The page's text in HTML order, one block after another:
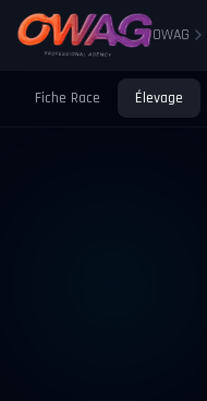
OWAG
Fiche Race Élevage